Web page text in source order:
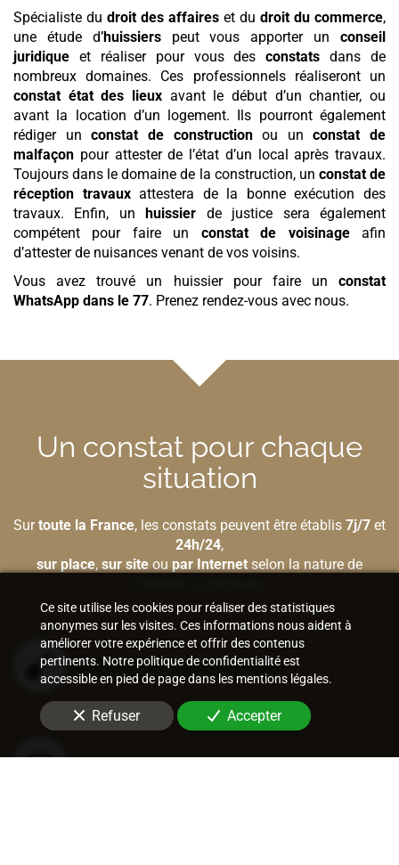
Spécialiste du droit des affaires et du droit du commerce,
une étude d’huissierspeut vous apporter unconseil
juridique et réaliser pour vous desconstats dans de
nombreux domaines. Ces professionnels réaliseront un
constat état des lieux avant le début d’un chantier, ou
avant la location d’un logement. Ils pourront également
rédiger unconstat de constructionou unconstat de
malfaçon pour attester de l’état d’un local après travaux.
Toujours dans le domaine de la construction, un constat de
réception travauxattestera de la bonne exécution des
travaux. Enfin, un
huissier de justice sera également
compétent pour faire un constat de voisinageafin
d’attester de nuisances venant de vos voisins.
Vous avez trouvé un huissier pour faire un constat
WhatsApp dans le 77. Prenez rendez-vous avec nous.
Un constat pour chaque
situation
Surtoute la France, les constats peuvent être établis 7j/7 et
24h/24,
sur place, sur site ou par Internet selon la nature de
Bâtiment et construction
Internet et nouvelles technologies
Ce site utilise les cookies pour réaliser des statistiques
anonymes sur les visites. Ces informations nous aident à
améliorer votre expérience et offrir des contenus
pertinents. Notre politique de confidentialité est
accessible en pied de page dans les mentions légales.
Refuser Accepter